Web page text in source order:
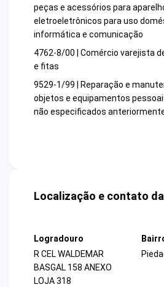
peças e acessórios para
eletroeletrônicos para uso
informática e comunicação
4762-8/00 | Comércio varejista
e fitas
9529-1/99 | Reparação e
objetos e equipamentos
não especificados
Localização e contato
Logradouro
R CEL WALDEMAR
BASGAL 158 ANEXO
LOJA 318